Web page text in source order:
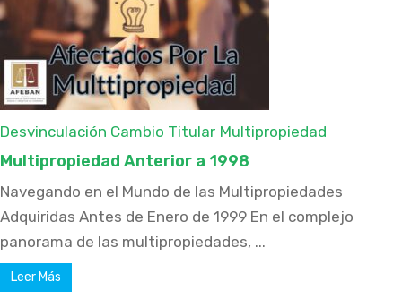
Desvinculación Cambio Titular Multipropiedad
Multipropiedad Anterior a 1998
Navegando en el Mundo de las Multipropiedades
Adquiridas Antes de Enero de 1999 En el complejo
panorama de las multipropiedades, ...
Leer Más